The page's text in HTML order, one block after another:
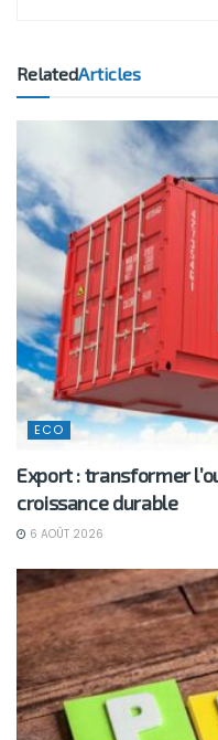
RelatedArticles
ECO
Export : transformer
croissance durable
6 AOÛT 2026